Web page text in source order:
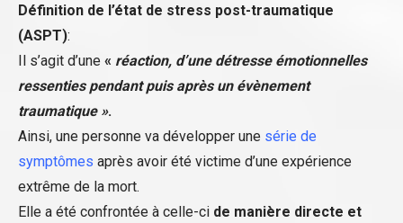
Définition de l’état de stress post-traumatique
(ASPT):
Il s’agit d’une « réaction, d’une détresse émotionnelles
ressenties pendant puis après un évènement
traumatique ».
Ainsi, une personne va développer une série de
symptômes après avoir été victime d’une expérience
extrême de la mort.
Elle a été confrontée à celle-ci de manière directe et